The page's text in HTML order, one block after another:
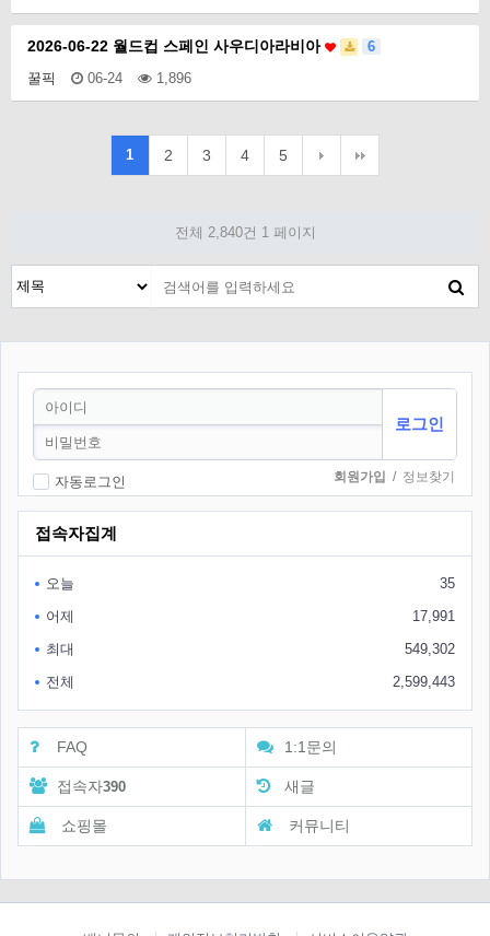
2026-06-22 월드컵 스페인 사우디아라비아
6
꿀픽
06-24 1,896
1 2 3 4 5
전체 2,840건 1 페이지
자동로그인 회원가입 / 정보찾기
접속자집계
오늘
35
어제
17,991
최대
549,302
전체
2,599,443
FAQ 1:1문의
접속자390 새글
쇼핑몰 커뮤니티